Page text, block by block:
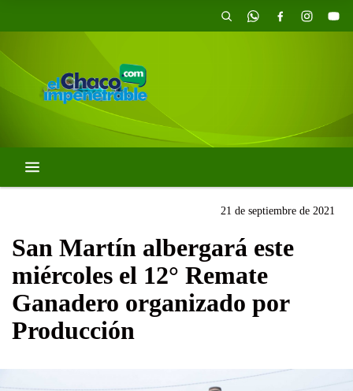
21 de septiembre de 2021
San Martín albergará este
miércoles el 12° Remate
Ganadero organizado por
Producción